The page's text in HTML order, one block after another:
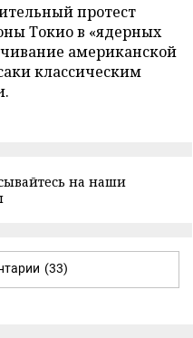
протест
Токио в «ядерных
американской
классическим
на наши
(33)